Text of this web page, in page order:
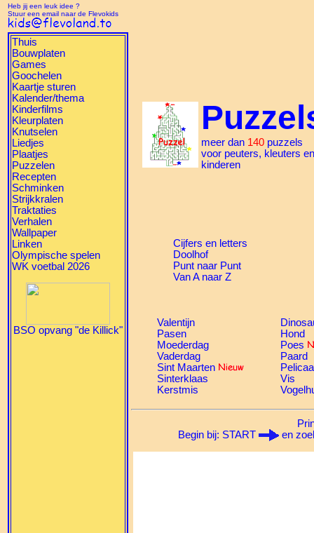
Heb jij een leuk idee ?
Stuur een email naar de Flevokids
Thuis
Bouwplaten
Games
Goochelen
Kaartje sturen
Kalender/thema
Kinderfilms
Kleurplaten
Knutselen
Liedjes
Plaatjes
Puzzelen
Recepten
Schminken
Strijkkralen
Traktaties
Verhalen
Wallpaper
Linken
Olympische spelen
WK voetbal 2026
BSO opvang "de Killick"
meer dan 140puzzels
voor peuters, kleuters en
kinderen
Cijfers en letters
Doolhof
Punt naar Punt
Van A naar Z
Valentijn
Pasen
Moederdag
Vaderdag
Sint Maarten
Sinterklaas
Kerstmis
Hond
Poes
Paard
Vis
Begin bij: START
en